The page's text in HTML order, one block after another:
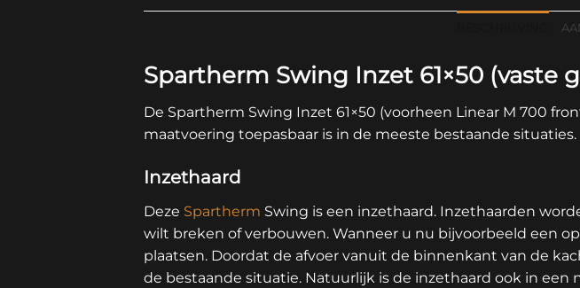
Spartherm Swing Inzet 61×50 (vaste
De Spartherm Swing Inzet 61×50 (voorheen Linear M 700
maatvoering toepasbaar is in de meeste bestaande situaties.
Inzethaard
Deze Spartherm Swing is een inzethaard. Inzethaarden
wilt breken of verbouwen. Wanneer u nu bijvoorbeeld een
plaatsen. Doordat de afvoer vanuit de binnenkant van de
de bestaande situatie. Natuurlijk is de inzethaard ook in